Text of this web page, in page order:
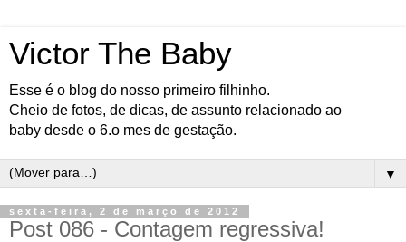
Victor The Baby
Esse é o blog do nosso primeiro filhinho.
Cheio de fotos, de dicas, de assunto relacionado ao
baby desde o 6.o mes de gestação.
▼
sexta-feira, 2 de março de 2012
Post 086 - Contagem regressiva!